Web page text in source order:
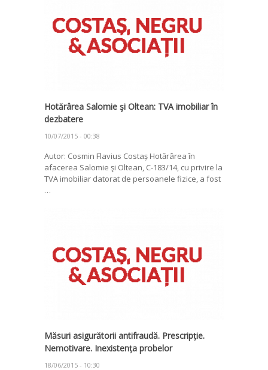
Hotărârea Salomie şi Oltean: TVA imobiliar în
dezbatere
10/07/2015 - 00:38
Autor: Cosmin Flavius Costaș Hotărârea în
afacerea Salomie şi Oltean, C-183/14, cu privire la
TVA imobiliar datorat de persoanele fizice, a fost
…
Măsuri asigurătorii antifraudă. Prescripție.
Nemotivare. Inexistența probelor
18/06/2015 - 10:30